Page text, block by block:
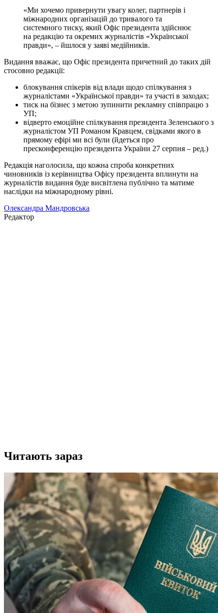
«Ми хочемо привернути увагу колег, партнерів і
міжнародних організацій до тривалого та
системного тиску, який Офіс президента здійснює
на редакцію та окремих журналістів «Української
правди», – йшлося у заяві медійників.
Видання вважає, що Офіс президента причетний до таких дій
стосовно редакції:
блокування спікерів від влади щодо спілкування з
журналістами «Української правди» та участі в заходах;
тиск на бізнес з метою зупинити рекламну співпрацю з
УП;
відверто емоційне спілкування президента Зеленського з
журналістом УП Романом Кравцем, свідками якого в
прямому ефірі ми всі були (йдеться про
пресконференцію президента України 27 серпня – ред.)
Редакція наголосила, що кожна спроба конкретних
чиновників із керівництва Офісу президента вплинути на
журналістів видання буде висвітлена публічно та матиме
наслідки на міжнародному рівні.
Олександра Мандровська
Редактор
Читають зараз